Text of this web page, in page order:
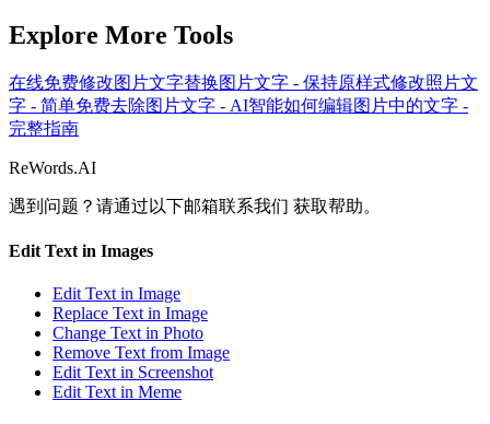
Explore More Tools
在线免费修改图片文字替换图片文字 - 保持原样式修改照片文
字 - 简单免费去除图片文字 - AI智能如何编辑图片中的文字 -
完整指南
ReWords.AI
遇到问题？请通过以下邮箱联系我们 获取帮助。
Edit Text in Images
Edit Text in Image
Replace Text in Image
Change Text in Photo
Remove Text from Image
Edit Text in Screenshot
Edit Text in Meme